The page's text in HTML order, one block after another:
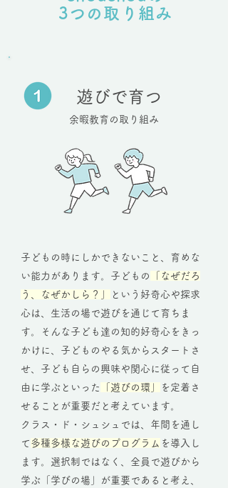
3つの取り組み
遊びで育つ
余暇教育の取り組み
子どもの時にしかできないこと、育めな
い能力があります。子どもの
「なぜだろ
う、なぜかしら？」
という好奇心や探求
心は、生活の場で遊びを通じて育ちま
す。そんな子ども達の知的好奇心をきっ
かけに、子どものやる気からスタートさ
せ、子ども自らの興味や関心に従って自
由に学ぶといった
「遊びの環」
を定着さ
せることが重要だと考えています。
クラス・ド・シュシュでは、年間を通し
て 多種多様な遊びのプログラム を導入し
ます。選択制ではなく、全員で遊びから
学ぶ「学びの場」が重要であると考え、